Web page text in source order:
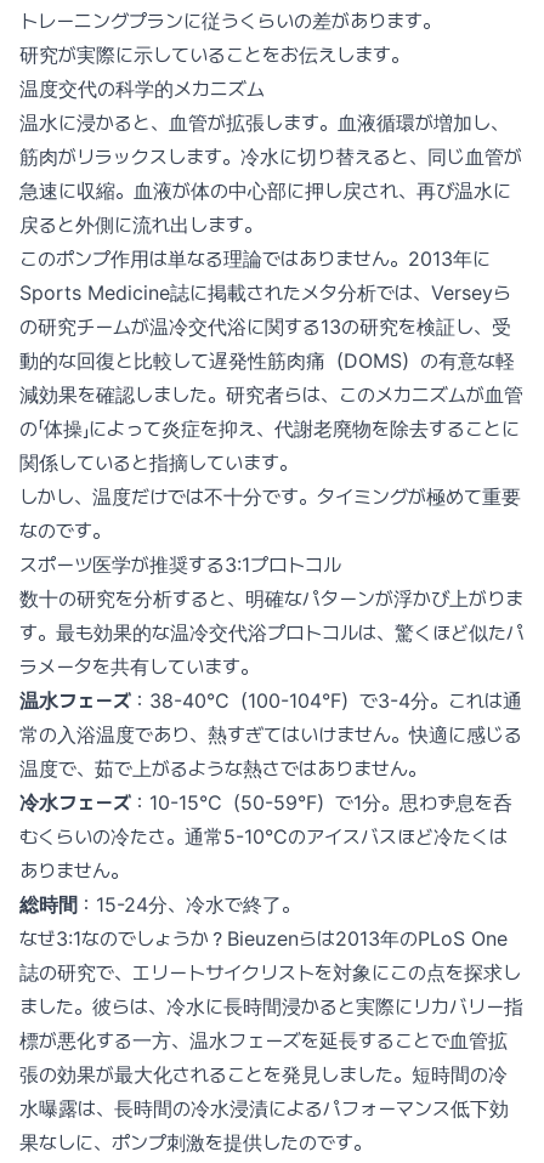
トレーニングプランに従うくらいの差があります。
研究が実際に示していることをお伝えします。
温度交代の科学的メカニズム
温水に浸かると、血管が拡張します。血液循環が増加し、
筋肉がリラックスします。冷水に切り替えると、同じ血管が
急速に収縮。血液が体の中心部に押し戻され、再び温水に
戻ると外側に流れ出します。
このポンプ作用は単なる理論ではありません。2013年に
Sports Medicine誌に掲載されたメタ分析では、Verseyら
の研究チームが温冷交代浴に関する13の研究を検証し、受
動的な回復と比較して遅発性筋肉痛（DOMS）の有意な軽
減効果を確認しました。研究者らは、このメカニズムが血管
の「体操」によって炎症を抑え、代謝老廃物を除去することに
関係していると指摘しています。
しかし、温度だけでは不十分です。タイミングが極めて重要
なのです。
スポーツ医学が推奨する3:1プロトコル
数十の研究を分析すると、明確なパターンが浮かび上がりま
す。最も効果的な温冷交代浴プロトコルは、驚くほど似たパ
ラメータを共有しています。
温水フェーズ ：38-40°C（100-104°F）で3-4分。これは通
常の入浴温度であり、熱すぎてはいけません。快適に感じる
温度で、茹で上がるような熱さではありません。
冷水フェーズ ：10-15°C（50-59°F）で1分。思わず息を呑
むくらいの冷たさ。通常5-10°Cのアイスバスほど冷たくは
ありません。
総時間 ：15-24分、冷水で終了。
なぜ3:1なのでしょうか？Bieuzenらは2013年のPLoS One
誌の研究で、エリートサイクリストを対象にこの点を探求し
ました。彼らは、冷水に長時間浸かると実際にリカバリー指
標が悪化する一方、温水フェーズを延長することで血管拡
張の効果が最大化されることを発見しました。短時間の冷
水曝露は、長時間の冷水浸漬によるパフォーマンス低下効
果なしに、ポンプ刺激を提供したのです。